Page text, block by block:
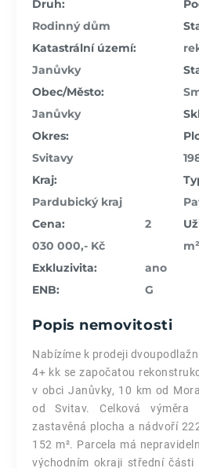
Druh:
Rodinný dům
Katastrální území:
Janůvky
Obec/Město:
Janůvky
Okres:
Svitavy
Kraj:
Pardubický kraj
Cena:
2
030 000,- Kč
Exkluzivita:
ano
ENB:
G
m²
Popis nemovitosti
Nabízíme k prodeji
4+ kk se započatou
v obci Janůvky, 10 km od
od Svitav. Celková výměra
zastavěná plocha a nádvoří
152 m². Parcela má
východním okraji střední části